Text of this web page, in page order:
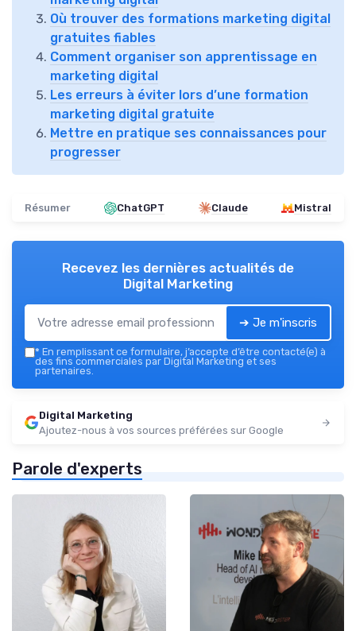
Où trouver des formations marketing digital
gratuites fiables
Comment organiser son apprentissage en
marketing digital
Les erreurs à éviter lors d’une formation
marketing digital gratuite
Mettre en pratique ses connaissances pour
progresser
Résumer ChatGPT Claude Mistral
Recevez les dernières actualités de
Digital Marketing
➔ Je m'inscris
* En remplissant ce formulaire, j’accepte d’être contacté(e) à
des fins commerciales par Digital Marketing et ses
partenaires.
Digital Marketing
Ajoutez-nous à vos sources préférées sur Google
Parole d'experts